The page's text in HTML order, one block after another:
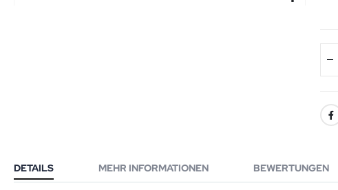
DETAILS MEHR INFORMATIONEN BEWERTUNGEN